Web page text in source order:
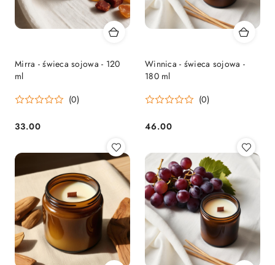
Mirra - świeca sojowa - 120
ml
(0)
Cena:
33.00
Winnica - świeca sojowa -
180 ml
(0)
Cena:
46.00